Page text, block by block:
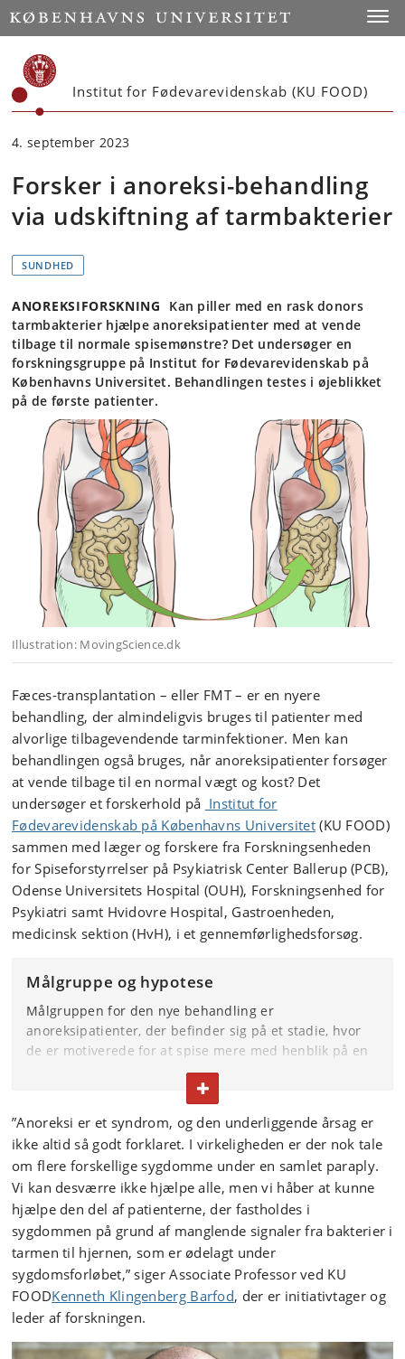
Start
Institut for Fødevarevidenskab (KU FOOD)
4. september 2023
Forsker i anoreksi-behandling
via udskiftning af tarmbakterier
SUNDHED
ANOREKSIFORSKNING
Kan piller med en rask donors
tarmbakterier hjælpe anoreksipatienter med at vende
tilbage til normale spisemønstre? Det undersøger en
forskningsgruppe på Institut for Fødevarevidenskab på
Københavns Universitet. Behandlingen testes i øjeblikket
på de første patienter.
Illustration: MovingScience.dk
Fæces-transplantation – eller FMT – er en nyere
behandling, der almindeligvis bruges til patienter med
alvorlige tilbagevendende tarminfektioner. Men kan
behandlingen også bruges, når anoreksipatienter forsøger
at vende tilbage til en normal vægt og kost? Det
undersøger et forskerhold på Institut for
Fødevarevidenskab på Københavns Universitet(KU FOOD)
sammen med læger og forskere fra Forskningsenheden
for Spiseforstyrrelser på Psykiatrisk Center Ballerup (PCB),
Odense Universitets Hospital (OUH), Forskningsenhed for
Psykiatri samt Hvidovre Hospital, Gastroenheden,
medicinsk sektion (HvH), i et gennemførlighedsforsøg.
Målgruppe og hypotese
Målgruppen for den nye behandling er
anoreksipatienter, der befinder sig på et stadie, hvor
de er motiverede for at spise mere med henblik på en
vægtøgning, men hvor manglende signalering imellem
tarmen og hjernen kan gøre det svært for dem.
Forskernes hovedhypotese er, at man ved at udskifte
anoreksipatienternes atypiske sammensætning af
bakterier i tarmen (tarm-mikrobiomet) med et sundt
økosystem af tarmbakterier fra en rask donor kan
genstarte en normal hjerne-tarm-kommunikation, der
så kan afhjælpe en række tarmproblemer.
En donor screenes for sygdomme forud for donationen
af fæces. Det sunde økosystem af tarmbakterier sættes
typisk på pilleform, og en enkelt behandling består af
25 piller, som patienterne skal spise inden for en time.
Forsøget er stadig åbent for rekruttering af deltagere.
FOLD TEKST IND ELLER UD
”Anoreksi er et syndrom, og den underliggende årsag er
ikke altid så godt forklaret. I virkeligheden er der nok tale
om flere forskellige sygdomme under en samlet paraply.
Vi kan desværre ikke hjælpe alle, men vi håber at kunne
hjælpe den del af patienterne, der fastholdes i
sygdommen på grund af manglende signaler fra bakterier i
tarmen til hjernen, som er ødelagt under
sygdomsforløbet,” siger Associate Professor ved KU
FOODKenneth Klingenberg Barfod, der er initiativtager og
leder af forskningen.